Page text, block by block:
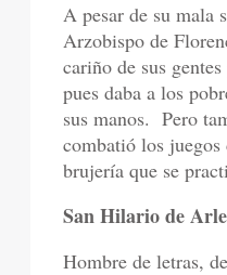
A pesar de su mala
Arzobispo de
cariño de sus
pues daba a los
sus manos. Pero
combatió los
brujería que se
San Hilario de
Hombre de letras,